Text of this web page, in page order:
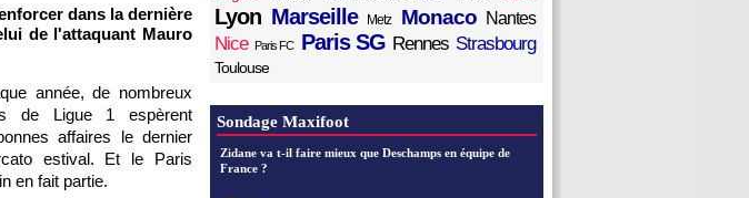
dans la dernière
de l'attaquant Mauro
année, de nombreux
de Ligue 1 espèrent
affaires le dernier
estival. Et le Paris
en fait partie.
Lyon Marseille Metz Monaco Nantes
Nice Paris FC Paris SG Rennes Strasbourg
Toulouse
Sondage Maxifoot
Zidane va t-il faire mieux que Deschamps en équipe de
France ?